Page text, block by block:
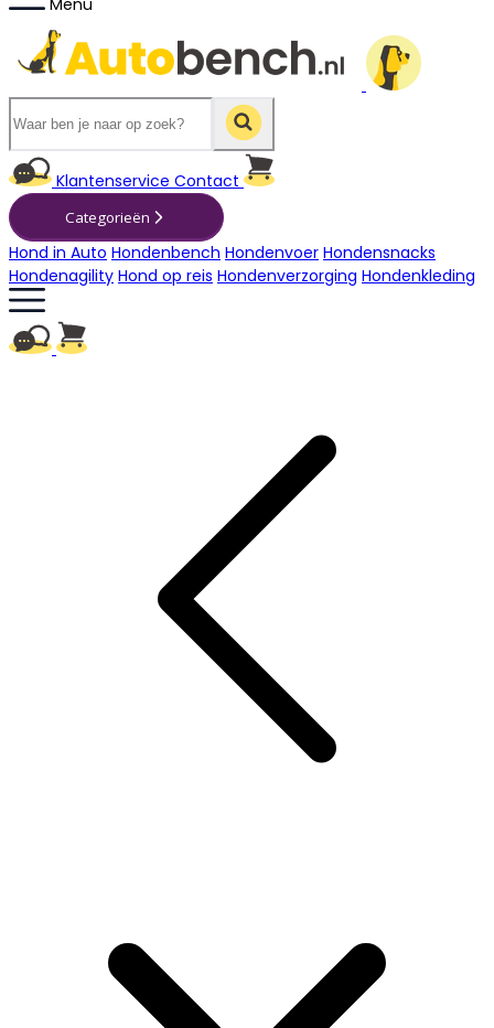
Menu
Klantenservice Contact
Categorieën
Hond in Auto Hondenbench Hondenvoer Hondensnacks
Hondenagility Hond op reis Hondenverzorging Hondenkleding